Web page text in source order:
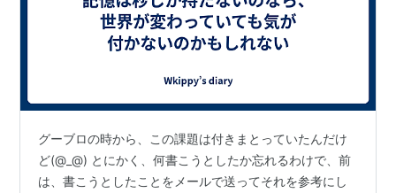
グーブロの時から、この課題は付きまとっていたんだけ
ど(@_@) とにかく、何書こうとしたか忘れるわけで、前
は、書こうとしたことをメールで送ってそれを参考にし